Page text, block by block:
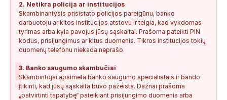
+37052041945 2026-08-01
!
2. Netikra policija ar institucijos
Skambinantysis prisistato policijos pareigūnu, banko
darbuotoju ar kitos institucijos atstovu ir teigia, kad vykdomas
tyrimas arba kyla pavojus jūsų sąskaitai. Prašoma pateikti PIN
kodus, prisijungimus ar kitus duomenis. Tikros institucijos tokių
duomenų telefonu niekada neprašo.
3. Banko saugumo skambučiai
Skambintojai apsimeta banko saugumo specialistais ir bando
įtikinti, kad jūsų sąskaita buvo pažeista. Dažnai prašoma
„patvirtinti tapatybę“ pateikiant prisijungimo duomenis arba